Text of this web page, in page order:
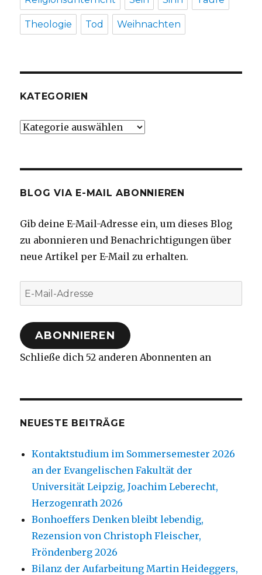
Theologie Tod Weihnachten
KATEGORIEN
Kategorien
BLOG VIA E-MAIL ABONNIEREN
Gib deine E-Mail-Adresse ein, um dieses Blog
zu abonnieren und Benachrichtigungen über
neue Artikel per E-Mail zu erhalten.
E-
Mail-
Adresse
ABONNIEREN
Schließe dich 52 anderen Abonnenten an
NEUESTE BEITRÄGE
Kontaktstudium im Sommersemester 2026
an der Evangelischen Fakultät der
Universität Leipzig, Joachim Leberecht,
Herzogenrath 2026
Bonhoeffers Denken bleibt lebendig,
Rezension von Christoph Fleischer,
Fröndenberg 2026
Bilanz der Aufarbeitung Martin Heideggers,